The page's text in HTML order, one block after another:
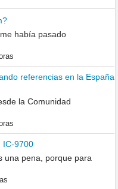
había pasado
referencias en la España
la Comunidad
IC-9700
una pena, porque para